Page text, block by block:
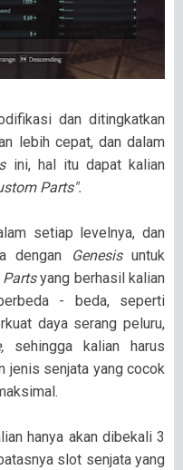
dan ditingkatkan
lebih cepat, dan dalam
ini, hal itu dapat kalian
Parts".
setiap levelnya, dan
dengan
Genesisuntuk
Partsyang berhasil kalian
- beda, seperti
daya serang peluru,
sehingga kalian harus
jenis senjata yang cocok
hanya akan dibekali 3
slot senjata yang